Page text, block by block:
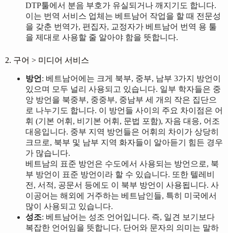
DTP툴에서 분음 부호가 유실되거나 깨지기도 합니다.
이는 번역 서비스 업체는 베트남어 작업을 할 때 전문성
을 갖춘 번역가, 편집자, 교정자가 베트남어 번역 용 툴
을 제대로 사용할 줄 알아야 함을 뜻합니다.
2. 구어 > 미디어 서비스
방언 : 베트남어에는 크게 북부, 중부, 남부 3가지 방언이
있으며 모두 널리 사용되고 있습니다. 일부 학자들은 중
앙 방언을 북중부, 중중부, 중남부 세 개의 작은 집단으
로 나누기도 합니다. 이 방언들 사이의 주요 차이점은 어
휘 (기본 어휘, 비기본 어휘, 문법 포함), 자음 대응, 어조
대응입니다. 중부 지역 방언들은 어휘의 차이가 상당히
크므로, 북부 및 남부 지역 화자들이 알아듣기 힘든 경우
가 많습니다.
베트남의 표준 방언은 수도에서 사용되는 방언으로, 북
부 방언이 표준 방언이라 할 수 있습니다. 또한 텔레비
전, 서적, 공문서 등에도 이 북부 방언이 사용됩니다. 사
이공어는 해외에 거주하는 베트남인들, 특히 미국에서
많이 사용되고 있습니다.
성조: 베트남어는 성조 언어입니다. 즉, 일견 보기보다
복잡한 언어임을 뜻합니다. 단어와 문자의 의미는 말하